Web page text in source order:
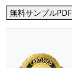
無料サンプルPDF